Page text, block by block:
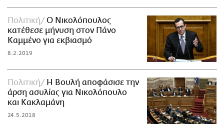
Πολιτική
Ο Νικολόπουλος
κατέθεσε μήνυση στον Πάνο
Καμμένο για εκβιασμό
8.2.2019
Πολιτική
Η Βουλή αποφάσισε την
άρση ασυλίας για Νικολόπουλο
και Κακλαμάνη
24.5.2018